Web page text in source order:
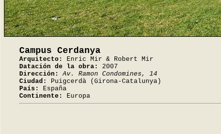
Campus Cerdanya
Arquitecto:
Enric Mir & Robert Mir
Datación de la obra:
2007
Dirección:
Av. Ramon Condomines, 14
Ciudad:
Puigcerdà (Girona-Catalunya)
País:
España
Continente:
Europa